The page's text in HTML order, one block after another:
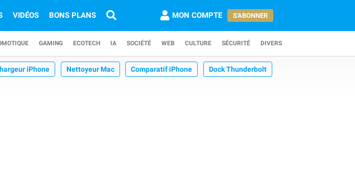
VIDÉOS BONS PLANS MON COMPTE S'ABONNER
GAMING ECOTECH IA SOCIÉTÉ WEB CULTURE SÉCURITÉ DIVERS
iPhone Nettoyeur Mac Comparatif iPhone Dock Thunderbolt